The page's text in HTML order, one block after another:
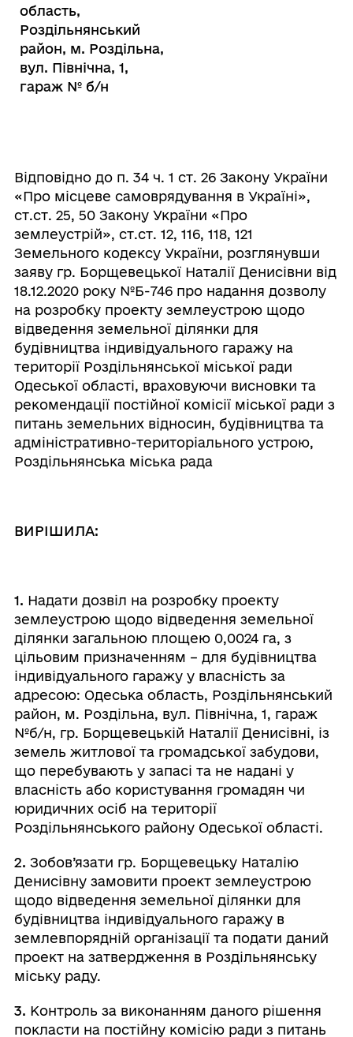
область,
Роздільнянський
район, м. Роздільна,
вул. Північна, 1,
гараж № б/н
Відповідно до п. 34 ч. 1 ст. 26 Закону України
«Про місцеве самоврядування в Україні»,
ст.ст. 25, 50 Закону України «Про
землеустрій», ст.ст. 12, 116, 118, 121
Земельного кодексу України, розглянувши
заяву гр. Борщевецької Наталії Денисівни від
18.12.2020 року №Б-746 про надання дозволу
на розробку проекту землеустрою щодо
відведення земельної ділянки для
будівництва індивідуального гаражу на
території Роздільнянської міської ради
Одеської області, враховуючи висновки та
рекомендації постійної комісії міської ради з
питань земельних відносин, будівництва та
адміністративно-територіального устрою,
Роздільнянська міська рада
ВИРІШИЛА:
1. Надати дозвіл на розробку проекту
землеустрою щодо відведення земельної
ділянки загальною площею 0,0024 га, з
цільовим призначенням – для будівництва
індивідуального гаражу у власність за
адресою: Одеська область, Роздільнянський
район, м. Роздільна, вул. Північна, 1, гараж
№б/н, гр. Борщевецькій Наталії Денисівні, із
земель житлової та громадської забудови,
що перебувають у запасі та не надані у
власність або користування громадян чи
юридичних осіб на території
Роздільнянського району Одеської області.
2. Зобов’язати гр. Борщевецьку Наталію
Денисівну замовити проект землеустрою
щодо відведення земельної ділянки для
будівництва індивідуального гаражу в
землевпорядній організації та подати даний
проект на затвердження в Роздільнянську
міську раду.
3. Контроль за виконанням даного рішення
покласти на постійну комісію ради з питань